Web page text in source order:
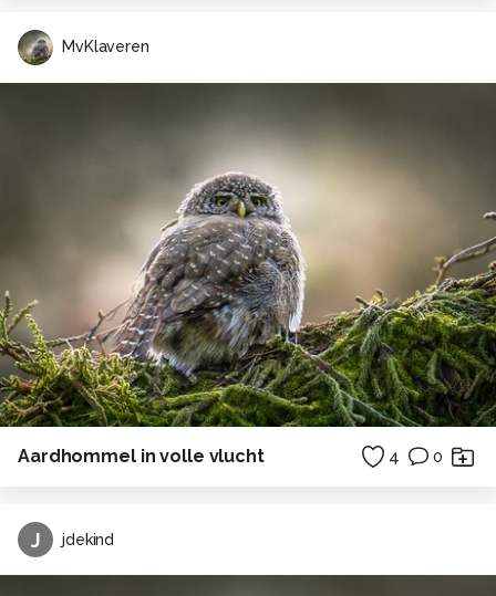
MvKlaveren
Aardhommel in volle vlucht 4 0
J jdekind